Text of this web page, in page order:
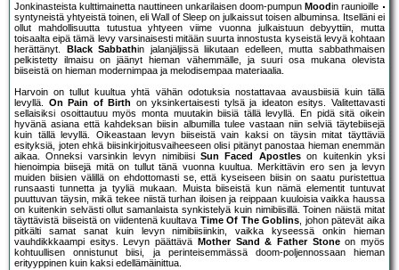
Jonkinasteista kulttimainetta nauttineen unkarilaisen doom-pumpun Moodin raunioille
syntyneistä yhtyeistä toinen, eli Wall of Sleep on julkaissut toisen albuminsa. Itselläni ei
ollut mahdollisuutta tutustua yhtyeen viime vuonna julkaistuun debyyttiin, mutta
toisaalta eipä tämä levy varsinaisesti mitään suurta innostusta kyseistä levyä kohtaan
herättänyt.
Black Sabbathin jalanjäljissä liikutaan edelleen, mutta sabbathmaisen
pelkistetty ilmaisu on jäänyt hieman vähemmälle, ja suuri osa mukana olevista
biiseistä on hieman modernimpaa ja melodisempaa materiaalia.
Harvoin on tullut kuultua yhtä vähän odotuksia nostattavaa avausbiisiä kuin tällä
levyllä. On Pain of Birth on yksinkertaisesti tylsä ja ideaton esitys. Valitettavasti
sellaisiksi osoittautuu myös monta muutakin biisiä tällä levyllä. En pidä sitä oikein
hyvänä asiana että kahdeksan biisin albumilla tulee vastaan niin selviä täytebiisejä
kuin tällä levyllä. Oikeastaan levyn biiseistä vain kaksi on täysin mitat täyttäviä
esityksiä, joten ehkä biisinkirjoitusvaiheeseen olisi pitänyt panostaa hieman enemmän
aikaa. Onneksi varsinkin levyn nimibiisi Sun Faced Apostleson kuitenkin yksi
hienoimpia biisejä mitä on tullut tänä vuonna kuultua. Merkittävin ero sen ja levyn
muiden biisien välillä on ehdottomasti se, että kyseiseen biisin on saatu puristettua
runsaasti tunnetta ja tyyliä mukaan. Muista biiseistä kun nämä elementit tuntuvat
puuttuvan täysin, mikä tekee niistä turhan iloisen ja reippaan kuuloisia vaikka haussa
on kuitenkin selvästi ollut samanlaista synkistelyä kuin nimibiisillä. Toinen näistä mitat
täyttävistä biiseistä on viidentenä kuultava Time Of The Goblins, johon pätevät aika
pitkälti samat sanat kuin levyn nimibiisiinkin, vaikka kyseessä onkin hieman
vauhdikkkaampi esitys. Levyn päättävä
Mother Sand & Father Stoneon myös
kohtuullisen onnistunut biisi, ja perinteisemmässä doom-poljennossaan hieman
erityyppinen kuin kaksi edellämäinittua.